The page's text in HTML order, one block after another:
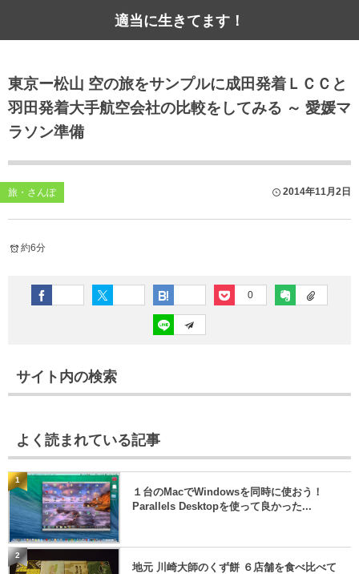
適当に生きてます！
東京ー松山 空の旅をサンプルに成田発着ＬＣＣと
羽田発着大手航空会社の比較をしてみる ～ 愛媛マ
ラソン準備
旅・さんぽ 2014年11月2日
約6分
0
サイト内の検索
よく読まれている記事
1
１台のMacでWindowsを同時に使おう！
Parallels Desktopを使って良かった...
2
地元 川崎大師のくず餅 ６店舗を食べ比べて